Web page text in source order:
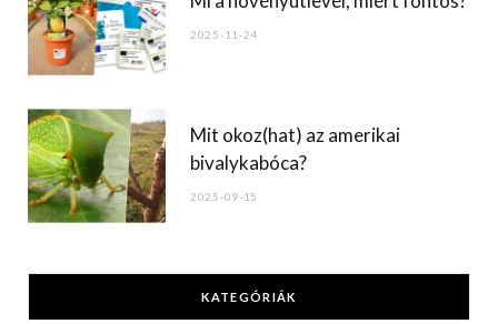
2025-11-24
Mit okoz(hat) az amerikai
bivalykabóca?
2025-09-15
KATEGÓRIÁK